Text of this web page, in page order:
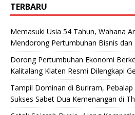
TERBARU
Memasuki Usia 54 Tahun, Wahana
Mendorong Pertumbuhan Bisnis dan
Dorong Pertumbuhan Ekonomi
Kalitalang Klaten Resmi Dilengkapi
Tampil Dominan di Buriram,
Sukses Sabet Dua Kemenangan di